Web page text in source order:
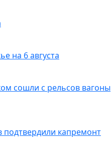
на 6 августа
сошли с рельсов вагоны
подтвердили капремонт